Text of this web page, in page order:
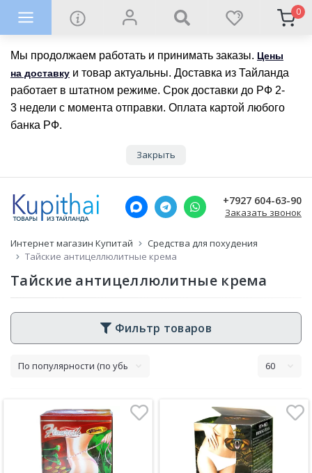
Мы продолжаем работать и принимать заказы. Цены
на доставку и товар актуальны. Доставка из Тайланда
работает в штатном режиме. Срок доставки до РФ 2-
3 недели с момента отправки. Оплата картой любого
банка РФ.
Закрыть
0
+7927 604-63-90
Заказать звонок
Интернет магазин Купитай
Средства для похудения
Тайские антицеллюлитные крема
Тайские антицеллюлитные крема
Фильтр товаров